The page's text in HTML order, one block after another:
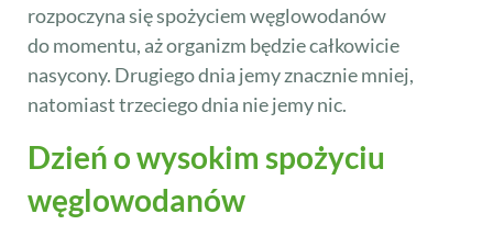
rozpoczyna się spożyciem węglowodanów
do momentu, aż organizm będzie całkowicie
nasycony. Drugiego dnia jemy znacznie mniej,
natomiast trzeciego dnia nie jemy nic.
Dzień o wysokim spożyciu
węglowodanów